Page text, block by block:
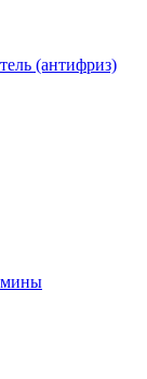
(антифриз)